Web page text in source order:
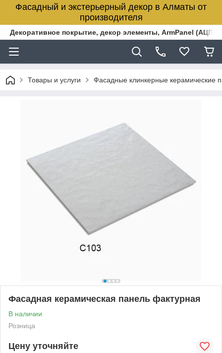
Фасадный и экстерьерный декор в Алматы от
производителя
Декоративное покрытие, декор элементы, ArmPanel
Товары и услуги Фасадные клинкерные керамические
Фасадная керамическая панель фактурная
В наличии
Розница
Цену уточняйте